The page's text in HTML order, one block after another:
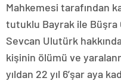
Mahkemesi tarafından
tutuklu Bayrak ile Büşra
Sevcan Ulutürk
kişinin ölümü ve
yıldan 22 yıl 6’şar aya